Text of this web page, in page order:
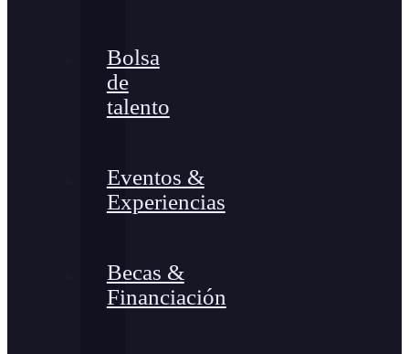
Bolsa
de
talento
Eventos &
Experiencias
Becas &
Financiación